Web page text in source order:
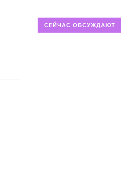
СЕЙЧАС ОБСУЖДАЮТ